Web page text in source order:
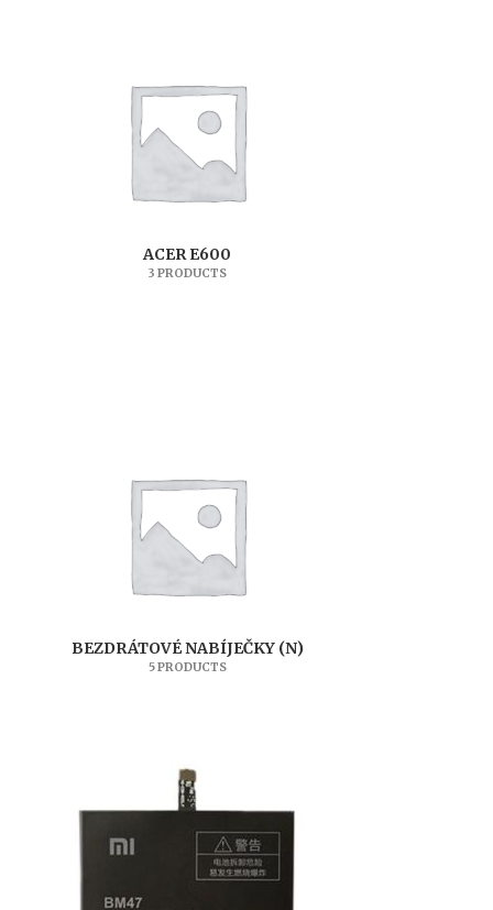
ACER E600
3 PRODUCTS
BEZDRÁTOVÉ NABÍJEČKY (N)
5 PRODUCTS